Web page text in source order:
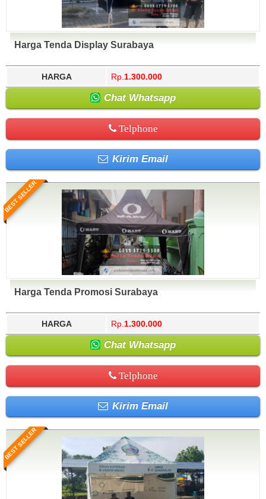
Harga Tenda Display Surabaya
HARGA Rp. 1.300.000
Chat Whatsapp
Telphone
Kirim Email
BEST SELLER
Harga Tenda Promosi Surabaya
HARGA Rp. 1.300.000
Chat Whatsapp
Telphone
Kirim Email
BEST SELLER